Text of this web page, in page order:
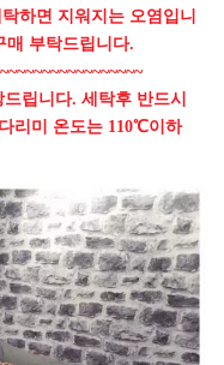
하면 지워지는 오염입니
매 부탁드립니다.
립니다. 세탁후 반드시
리미 온도는 110℃이하